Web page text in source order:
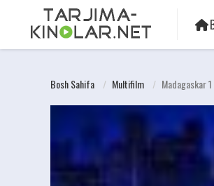
Bosh Sahifa Multifilm Madagaskar